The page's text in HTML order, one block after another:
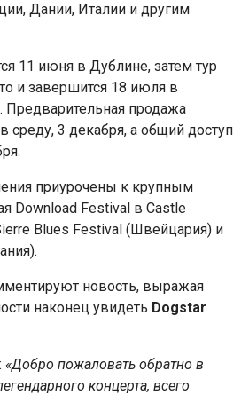
Дании, Италии и другим
11 июня в Дублине, затем тур
и завершится 18 июля в
Предварительная продажа
среду, 3 декабря, а общий доступ
приурочены к крупным
Download Festival в Castle
Blues Festival (Швейцария) и
новость, выражая
наконец увидеть Dogstar
«Добро пожаловать обратно в
концерта, всего